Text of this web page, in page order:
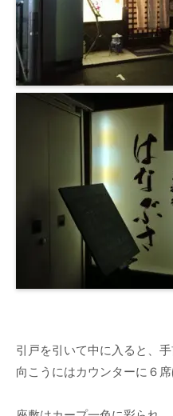
引戸を引いて中に入ると、
向こうにはカウンターに６席